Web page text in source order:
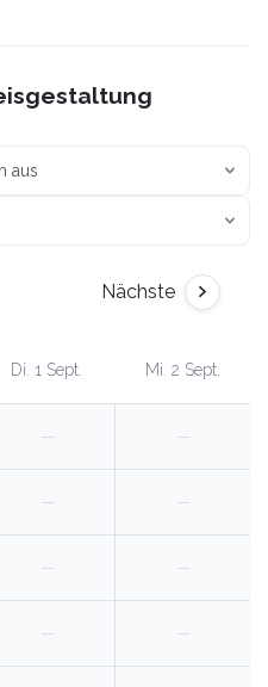
aus
Nächste
Di. 1 Sept. Mi. 2 Sept.
— —
— —
— —
— —